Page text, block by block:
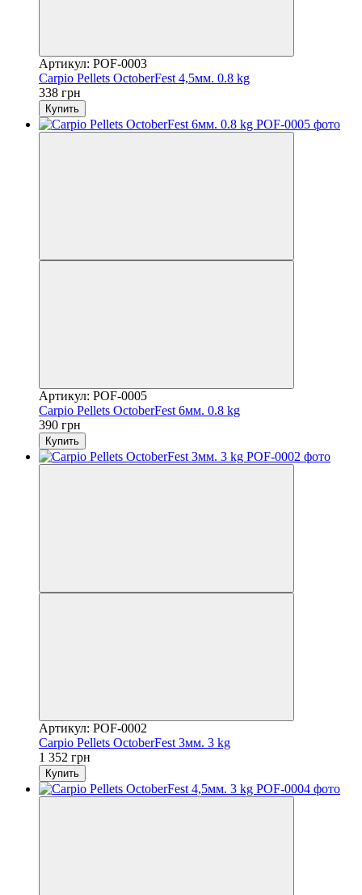
Артикул: POF-0003
Carpio Pellets OctoberFest 4,5мм. 0.8 kg
338 грн
Купить
Артикул: POF-0005
Carpio Pellets OctoberFest 6мм. 0.8 kg
390 грн
Купить
Артикул: POF-0002
Carpio Pellets OctoberFest 3мм. 3 kg
1 352 грн
Купить